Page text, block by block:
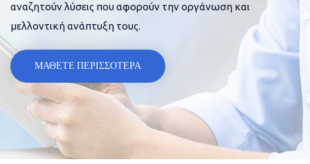
αναζητούν λύσεις που αφορούν την οργάνωση και
μελλοντική ανάπτυξη τους.
ΜΑΘΕΤΕ ΠΕΡΙΣΣΟΤΕΡΑ